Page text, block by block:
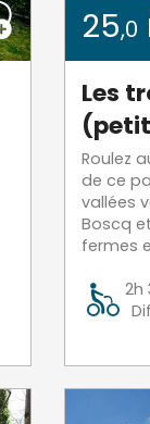
25,0
Les
Roulez
de ce
vallées
Boscq
fermes
2h